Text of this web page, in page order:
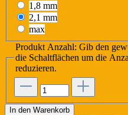
1,8 mm
2,1 mm
max
Produkt Anzahl: Gib den
die Schaltflächen um die
reduzieren.
In den Warenkorb